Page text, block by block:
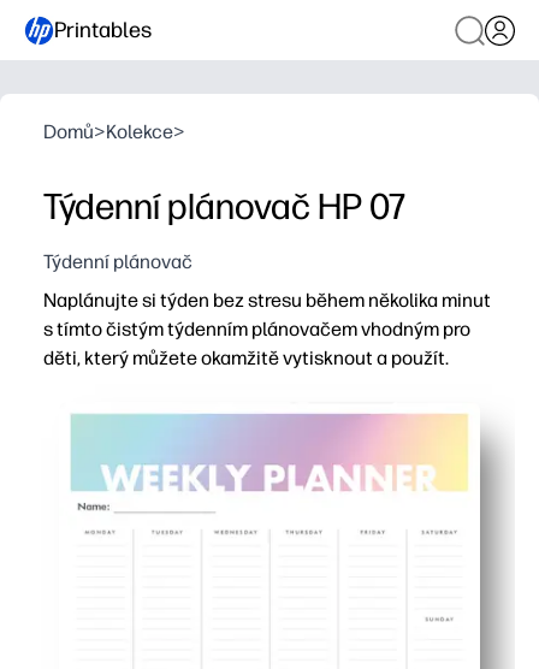
Printables
Domů>Kolekce>
Týdenní plánovač HP 07
Týdenní plánovač
Naplánujte si týden bez stresu během několika minut
s tímto čistým týdenním plánovačem vhodným pro
děti, který můžete okamžitě vytisknout a použít.
Žádná příprava - stačí tisknout z domova a začít
Prostorné denní sekce vám pomohou zmapovat
Prostor pro úkoly a poznámky udržuje priority jasné a
Vytiskněte tolik, kolik potřebujete - pošlete na lednici,